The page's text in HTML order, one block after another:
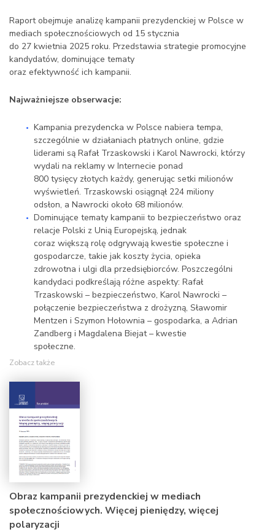
Raport obejmuje analizę kampanii prezydenckiej w Polsce w
mediach społecznościowych od 15 stycznia
do 27 kwietnia 2025 roku. Przedstawia strategie promocyjne
kandydatów, dominujące tematy
oraz efektywność ich kampanii.
Najważniejsze obserwacje:
Kampania prezydencka w Polsce nabiera tempa,
szczególnie w działaniach płatnych online, gdzie
liderami są Rafał Trzaskowski i Karol Nawrocki, którzy
wydali na reklamy w Internecie ponad
800 tysięcy złotych każdy, generując setki milionów
wyświetleń. Trzaskowski osiągnął 224 miliony
odsłon, a Nawrocki około 68 milionów.
Dominujące tematy kampanii to bezpieczeństwo oraz
relacje Polski z Unią Europejską, jednak
coraz większą rolę odgrywają kwestie społeczne i
gospodarcze, takie jak koszty życia, opieka
zdrowotna i ulgi dla przedsiębiorców. Poszczególni
kandydaci podkreślają różne aspekty: Rafał
Trzaskowski – bezpieczeństwo, Karol Nawrocki –
połączenie bezpieczeństwa z drożyzną, Sławomir
Mentzen i Szymon Hołownia – gospodarka, a Adrian
Zandberg i Magdalena Biejat – kwestie
społeczne.
Zobacz także
Obraz kampanii prezydenckiej w mediach
społecznościowych. Więcej pieniędzy, więcej
polaryzacji